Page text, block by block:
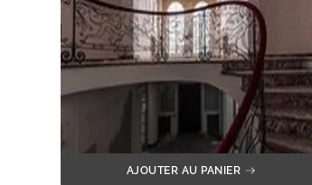
AJOUTER AU PANIER